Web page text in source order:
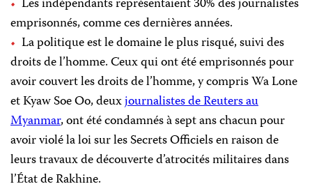
emprisonnés, comme ces dernières années.
La politique est le domaine le plus risqué, suivi des
droits de l’homme. Ceux qui ont été emprisonnés pour
avoir couvert les droits de l’homme, y compris Wa Lone
et Kyaw Soe Oo, deuxjournalistes de Reuters au
Myanmar, ont été condamnés à sept ans chacun pour
avoir violé la loi sur les Secrets Officiels en raison de
leurs travaux de découverte d’atrocités militaires dans
l’État de Rakhine.